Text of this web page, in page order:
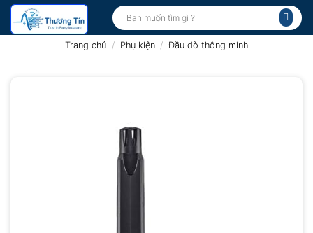
Bỏ
qua
Tìm
kiếm:
Trang chủ / Phụ kiện / Đầu dò thông minh